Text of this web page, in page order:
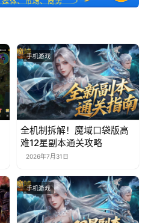
手机游戏
全机制拆解！魔域口袋版高
难12星副本通关攻略
2026年7月31日
手机游戏